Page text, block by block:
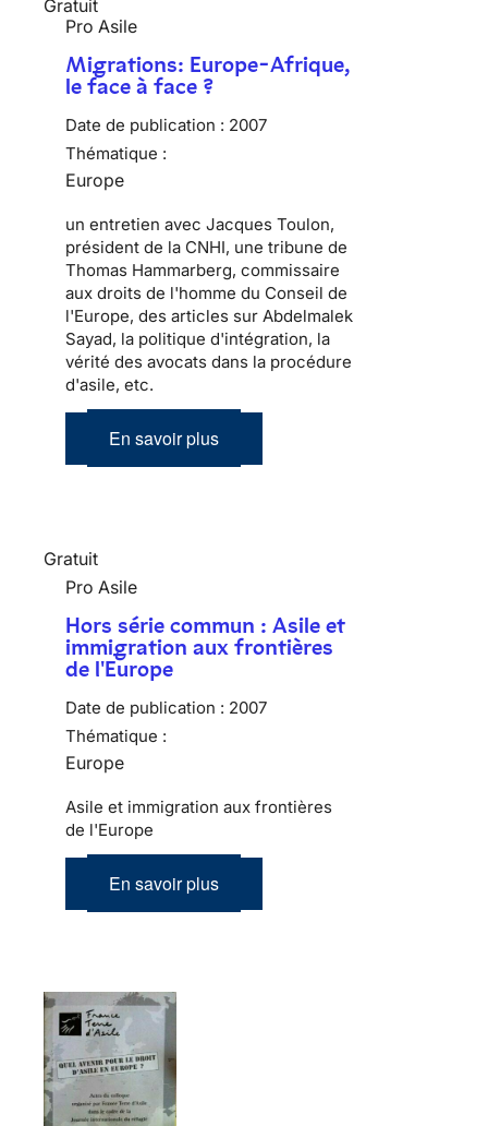
Gratuit
Pro Asile
Migrations: Europe-Afrique,
le face à face ?
Date de publication : 2007
Thématique :
Europe
un entretien avec Jacques Toulon,
président de la CNHI, une tribune de
Thomas Hammarberg, commissaire
aux droits de l'homme du Conseil de
l'Europe, des articles sur Abdelmalek
Sayad, la politique d'intégration, la
vérité des avocats dans la procédure
d'asile, etc.
En savoir plus
Gratuit
Pro Asile
Hors série commun : Asile et
immigration aux frontières
de l'Europe
Date de publication : 2007
Thématique :
Europe
Asile et immigration aux frontières
de l'Europe
En savoir plus